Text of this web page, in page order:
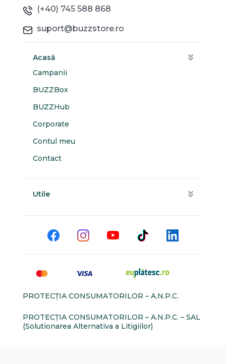
(+40) 745 588 868
suport@buzzstore.ro
Acasă
Campanii
BUZZBox
BUZZHub
Corporate
Contul meu
Contact
Utile
PROTECŢIA CONSUMATORILOR – A.N.P.C.
PROTECŢIA CONSUMATORILOR – A.N.P.C. – SAL
(Solutionarea Alternativa a Litigiilor)